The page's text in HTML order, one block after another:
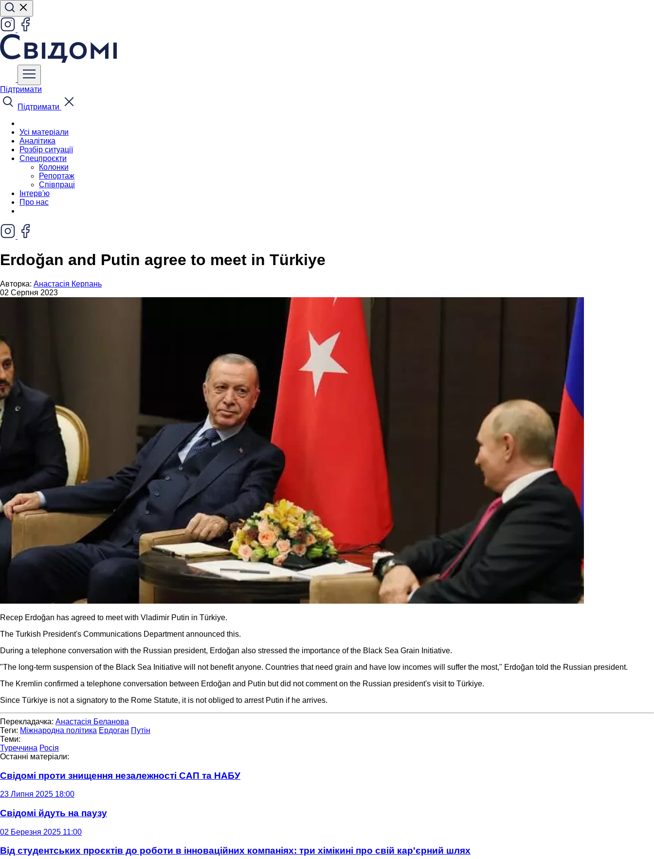
Підтримати
Підтримати
Усі матеріали
Аналітика
Розбір ситуації
Спецпроєкти
Колонки
Репортаж
Співпраці
Інтерв'ю
Про нас
Erdoğan and Putin agree to meet in Türkiye
Авторка: Анастасія Керпань
02 Серпня 2023
Recep Erdoğan has agreed to meet with Vladimir Putin in Türkiye.
The Turkish President's Communications Department announced this.
During a telephone conversation with the Russian president, Erdoğan also stressed the importance of the Black Sea Grain Initiative.
"The long-term suspension of the Black Sea Initiative will not benefit anyone. Countries that need grain and have low incomes will suffer the most," Erdoğan told the Russian president.
The Kremlin confirmed a telephone conversation between Erdoğan and Putin but did not comment on the Russian president's visit to Türkiye.
Since Türkiye is not a signatory to the Rome Statute, it is not obliged to arrest Putin if he arrives.
Перекладачка: Анастасія Беланова
Теги: Міжнародна політика Ердоган Путін
Теми:
Туреччина Росія
Останні матеріали:
Свідомі проти знищення незалежності САП та НАБУ
23 Липня 2025 18:00
Свідомі йдуть на паузу
02 Березня 2025 11:00
Від студентських проєктів до роботи в інноваційних компаніях: три хімікині про свій кар'єрний шлях